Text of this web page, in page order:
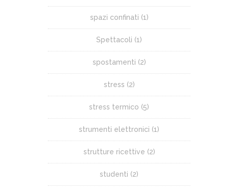
spazi confinati (1)
Spettacoli (1)
spostamenti (2)
stress (2)
stress termico (5)
strumenti elettronici (1)
strutture ricettive (2)
studenti (2)